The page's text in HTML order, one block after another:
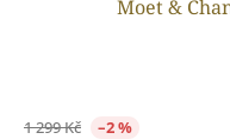
Moet &
1 299 Kč –2 %